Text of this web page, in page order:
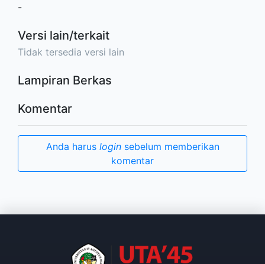
-
Versi lain/terkait
Tidak tersedia versi lain
Lampiran Berkas
Komentar
Anda harus loginsebelum memberikan
komentar